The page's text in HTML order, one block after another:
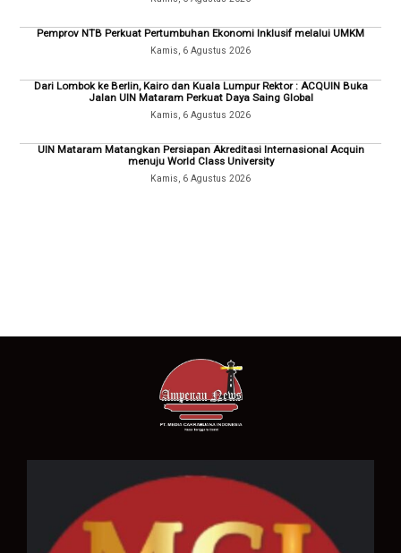
Pemprov NTB Perkuat Pertumbuhan Ekonomi Inklusif melalui UMKM
Kamis, 6 Agustus 2026
Dari Lombok ke Berlin, Kairo dan Kuala Lumpur Rektor : ACQUIN Buka
Jalan UIN Mataram Perkuat Daya Saing Global
Kamis, 6 Agustus 2026
UIN Mataram Matangkan Persiapan Akreditasi Internasional Acquin
menuju World Class University
Kamis, 6 Agustus 2026